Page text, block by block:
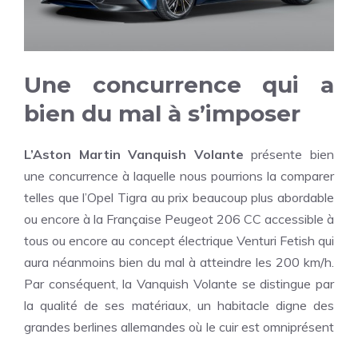
Une concurrence qui a
bien du mal à s’imposer
L’Aston Martin Vanquish Volante présente bien
une concurrence à laquelle nous pourrions la comparer
telles que l’Opel Tigra au prix beaucoup plus abordable
ou encore à la Française Peugeot 206 CC accessible à
tous ou encore au concept électrique Venturi Fetish qui
aura néanmoins bien du mal à atteindre les 200 km/h.
Par conséquent, la Vanquish Volante se distingue par
la qualité de ses matériaux, un habitacle digne des
grandes berlines allemandes où le cuir est omniprésent